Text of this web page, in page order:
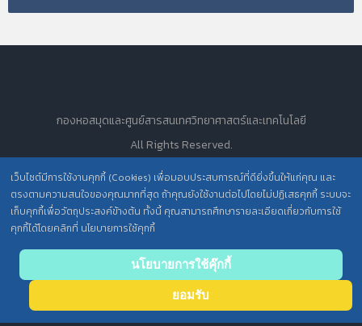
เว็บไซต์มีการใช้งานคุกกี้ (Cookies) เพื่อมอบประสบการณ์ที่ดียิ่งขึ้นให้แก่คุณ และ
ตรงตามความสนใจของคุณมากที่สุด ถ้าคุณยังใช้งานต่อไปโดยไม่ปฏิเสธคุกกี้ ระบบจะ
เก็บคุกกี้เพื่อวัตถุประสงค์ข้างต้น ทั้งนี้ คุณสามารถศึกษารายละเอียดเกี่ยวกับการใช้
คุกกี้ได้โดยคลิกที่ นโยบายการใช้คุกกี้
นโยบายการใช้คุ๊กกี้
ยอมรับ
กองหอสมุดและศูนย์สารสนเทศวิทยาศาสตร์และเทคโนโลยี
All Rights Reserved.
นโยบายการคุ้มครองข้อมูลส่วนบุคคล วศ. /
ประกาศความเป็นส่วนตัว (Privacy Notice) สำหรับการบริการสารสนเทศ
to top